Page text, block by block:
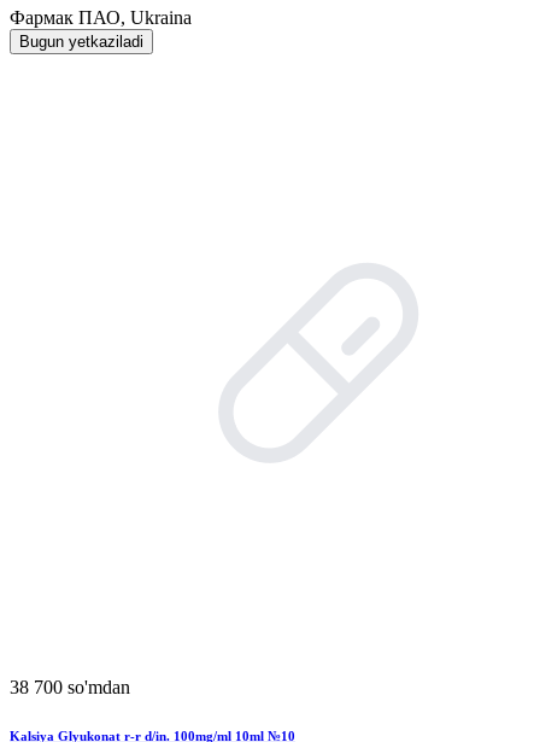
Фармак ПАО, Ukraina
Bugun yetkaziladi
38 700 so'mdan
Kalsiya Glyukonat r-r d/in. 100mg/ml 10ml №10